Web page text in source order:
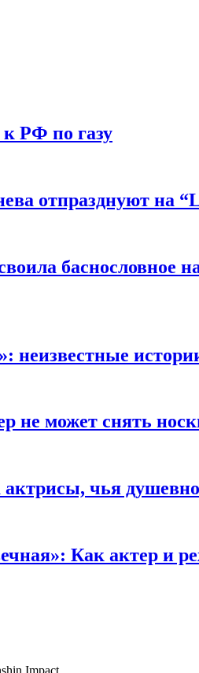
к РФ по газу
отпразднуют на
баснословное
не может снять
чья
Как актер и
Impact